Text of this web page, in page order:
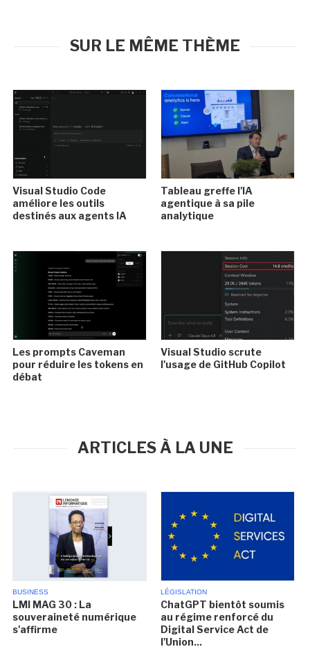
SUR LE MÊME THÈME
Visual Studio Code
améliore les outils
destinés aux agents IA
Tableau greffe l'IA
agentique à sa pile
analytique
Les prompts Caveman
pour réduire les tokens en
débat
Visual Studio scrute
l'usage de GitHub Copilot
ARTICLES À LA UNE
BUSINESS
LMI MAG 30 : La
souveraineté numérique
s'affirme
LÉGISLATION
ChatGPT bientôt soumis
au régime renforcé du
Digital Service Act de
l'Union...